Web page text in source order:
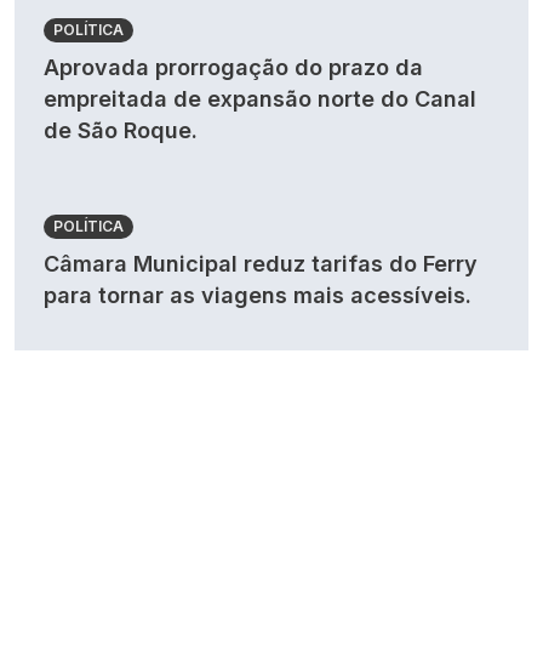
POLÍTICA
Aprovada prorrogação do prazo da
empreitada de expansão norte do Canal
de São Roque.
POLÍTICA
Câmara Municipal reduz tarifas do Ferry
para tornar as viagens mais acessíveis.